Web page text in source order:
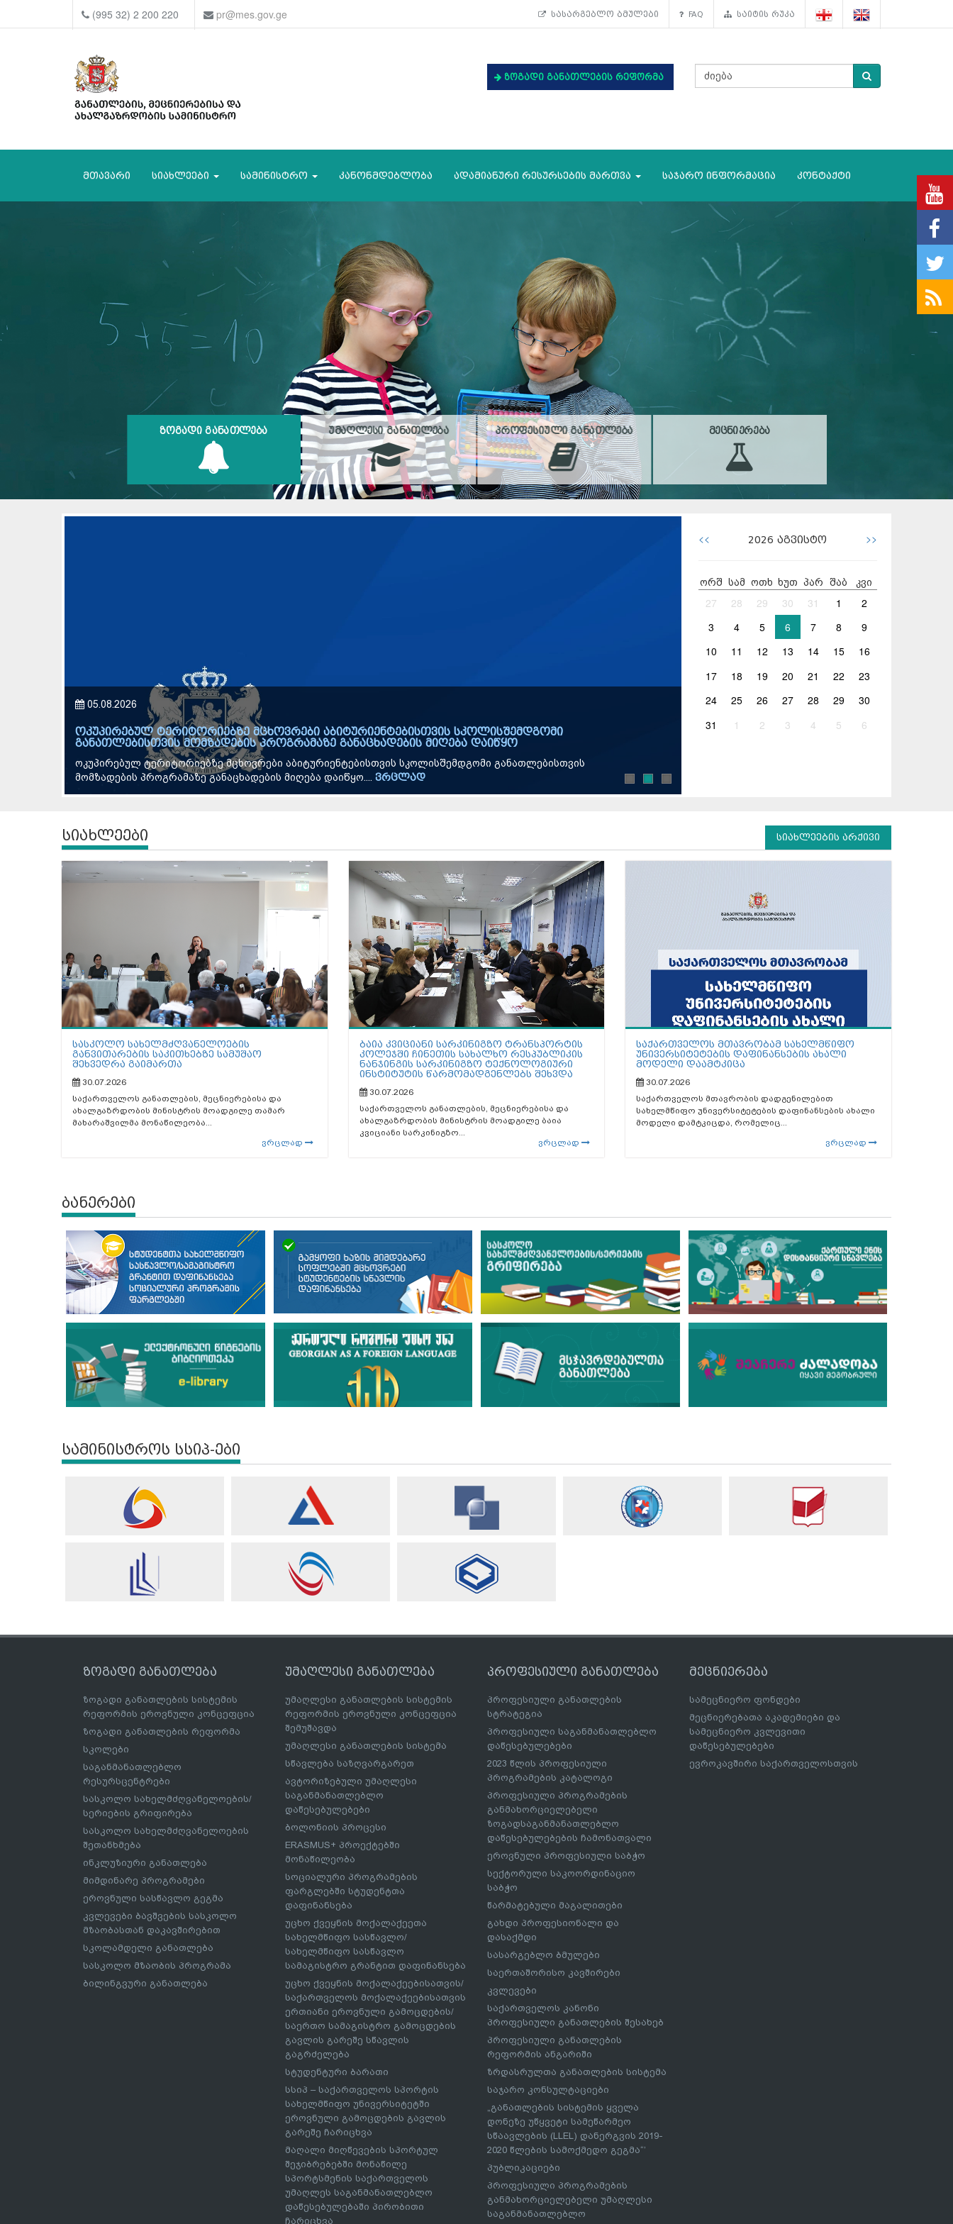
(995 32) 2 200 220 pr@mes.gov.ge სასარგებლო ბმულები FAQ საიტის რუკა
ზოგადი განათლების რეფორმა
მთავარი სიახლეები სამინისტრო კანონმდებლობა ადამიანური რესურსების მართვა საჯარო ინფორმაცია კონტაქტი
ᲖᲝᲒᲐᲓᲘ ᲒᲐᲜᲐᲗᲚᲔᲑᲐ ᲣᲛᲐᲦᲚᲔᲡᲘ ᲒᲐᲜᲐᲗᲚᲔᲑᲐ ᲞᲠᲝᲤᲔᲡᲘᲣᲚᲘ ᲒᲐᲜᲐᲗᲚᲔᲑᲐ ᲛᲔᲪᲜᲘᲔᲠᲔᲑᲐ
05.08.2026
ოკუპირებულ ტერიტორიებზე მცხოვრები აბიტურიენტებისთვის სკოლისშემდგომი
განათლებისთვის მომზადების პროგრამაზე განაცხადების მიღება დაიწყო
ოკუპირებულ ტერიტორიებზე მცხოვრები აბიტურიენტებისთვის სკოლისშემდგომი განათლებისთვის
მომზადების პროგრამაზე განაცხადების მიღება დაიწყო.... ვრცლად
04.08.2026
გივი მიქანაძემ საქართველოში
<< 2026 აგვისტო >>
ორშ სამ ოთხ ხუთ პარ შაბ კვი
27 28 29 30 31 1
2
3
4 5 6 7 8
9
10
11 12 13 14 15
16
17
18 19 20 21 22
23
24
25 26 27 28 29
30
31
1 2 3 4 5 6
სიახლეები სიახლეების არქივი
სასკოლო სახელმძღვანელოების
განვითარების საკითხებზე სამუშაო
შეხვედრა გაიმართა
30.07.2026
საქართველოს განათლების, მეცნიერებისა და
ახალგაზრდობის მინისტრის მოადგილე თამარ
მახარაშვილმა მონაწილეობა...
ვრცლად
ბაია კვიციანი სარკინიგზო ტრანსპორტის
კოლეჯში ჩინეთის სახალხო რესპუბლიკის
ნანჯინგის სარკინიგზო ტექნოლოგიური
ინსტიტუტის წარმომადგენლებს შეხვდა
30.07.2026
საქართველოს განათლების, მეცნიერებისა და
ახალგაზრდობის მინისტრის მოადგილე ბაია
კვიციანი სარკინიგზო...
ვრცლად
საქართველოს მთავრობამ სახელმწიფო
უნივერსიტეტების დაფინანსების ახალი
მოდელი დაამტკიცა
30.07.2026
საქართველოს მთავრობის დადგენილებით
სახელმწიფო უნივერსიტეტების დაფინანსების ახალი
მოდელი დამტკიცდა, რომელიც...
ვრცლად
ბანერები
სამინისტროს სსიპ-ები
ზოგადი განათლება
ზოგადი განათლების სისტემის
რეფორმის ეროვნული კონცეფცია
ზოგადი განათლების რეფორმა
სკოლები
საგანმანათლებლო
რესურსცენტრები
სასკოლო სახელმძღვანელოების/
სერიების გრიფირება
სასკოლო სახელმძღვანელოების
შეთანხმება
ინკლუზიური განათლება
მიმდინარე პროგრამები
ეროვნული სასწავლო გეგმა
კვლევები ბავშვების სასკოლო
მზაობასთან დაკავშირებით
სკოლამდელი განათლება
სასკოლო მზაობის პროგრამა
ბილინგვური განათლება
უმაღლესი განათლება
უმაღლესი განათლების სისტემის
რეფორმის ეროვნული კონცეფცია
შემუშავდა
უმაღლესი განათლების სისტემა
სწავლება საზღვარგარეთ
ავტორიზებული უმაღლესი
საგანმანათლებლო
დაწესებულებები
ბოლონიის პროცესი
ERASMUS+ პროექტებში
მონაწილეობა
სოციალური პროგრამების
ფარგლებში სტუდენტთა
დაფინანსება
უცხო ქვეყნის მოქალაქეეთა
სახელმწიფო სასწავლო/
სახელმწიფო სასწავლო
სამაგისტრო გრანტით დაფინანსება
უცხო ქვეყნის მოქალაქეებისათვის/
საქართველოს მოქალაქეებისათვის
ერთიანი ეროვნული გამოცდების/
საერთო სამაგისტრო გამოცდების
გავლის გარეშე სწავლის
გაგრძელება
სტუდენტური ბარათი
სსიპ – საქართველოს სპორტის
სახელმწიფო უნივერსიტეტში
ეროვნული გამოცდების გავლის
გარეშე ჩარიცხვა
მაღალი მიღწევების სპორტულ
შეჯიბრებებში მონაწილე
სპორტსმენის საქართველოს
უმაღლეს საგანმანათლებლო
დაწესებულებაში პირობითი
ჩარიცხვა
პროფესიული განათლება
პროფესიული განათლების
სტრატეგია
პროფესიული საგანმანათლებლო
დაწესებულებები
2023 წლის პროფესიული
პროგრამების კატალოგი
პროფესიული პროგრამების
განმახორციელებელი
ზოგადსაგანმანათლებლო
დაწესებულებების ჩამონათვალი
ეროვნული პროფესიული საბჭო
სექტორული საკოორდინაციო
საბჭო
წარმატებული მაგალითები
გახდი პროფესიონალი და
დასაქმდი
სასარგებლო ბმულები
საერთაშორისო კავშირები
კვლევები
საქართველოს კანონი
პროფესიული განათლების შესახებ
პროფესიული განათლების
რეფორმის ანგარიში
ზრდასრულთა განათლების სისტემა
საჯარო კონსულტაციები
„განათლების სისტემის ყველა
დონეზე უწყვეტი სამეწარმეო
სწაავლების (LLEL) დანერგვის 2019-
2020 წლების სამოქმედო გეგმა“’
პუბლიკაციები
პროფესიული პროგრამების
განმახორციელებელი უმაღლესი
საგანმანათლებლო
მეცნიერება
სამეცნიერო ფონდები
მეცნიერებათა აკადემიები და
სამეცნიერო კვლევითი
დაწესებულებები
ევროკავშირი საქართველოსთვის